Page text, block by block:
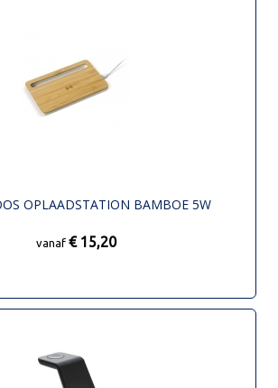
OPLAADSTATION BAMBOE 5W
vanaf € 15,20